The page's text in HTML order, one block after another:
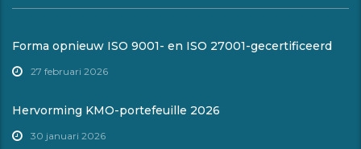
Forma opnieuw ISO 9001- en ISO 27001-gecertificeerd
27 februari 2026
Hervorming KMO-portefeuille 2026
30 januari 2026